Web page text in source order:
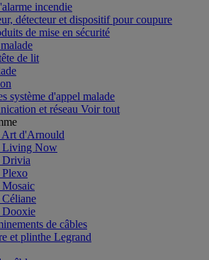
incendie
détecteur et dispositif pour coupure
de mise en sécurité
de lit
système d'appel malade
et réseau Voir tout
d'Arnould
Living Now
Drivia
de câbles
et plinthe Legrand